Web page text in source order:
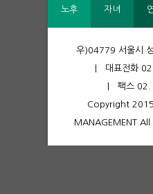
노후 자녀
우)04779 서울시
| 대표전화
| 팩스
Copyright 2015
MANAGEMENT